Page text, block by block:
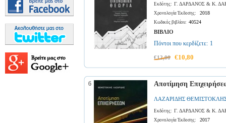
Εκδότης: Γ. ΔΑΡΔΑΝΟΣ & Κ.
Χρονολογία Έκδοσης: 2018
Κωδικός βιβλίου: 40524
ΒΙΒΛΙΟ
Πόντοι που κερδίζετε: 1
€12,00 €10,80
6 Αποτίμηση
ΛΑΖΑΡΙΔΗΣ
Εκδότης: Γ. ΔΑΡΔΑΝΟΣ & Κ.
Χρονολογία Έκδοσης: 2017